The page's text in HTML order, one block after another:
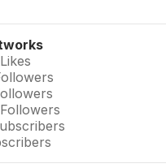
Likes
Followers